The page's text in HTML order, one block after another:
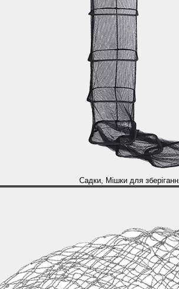
Садки, Мішки для